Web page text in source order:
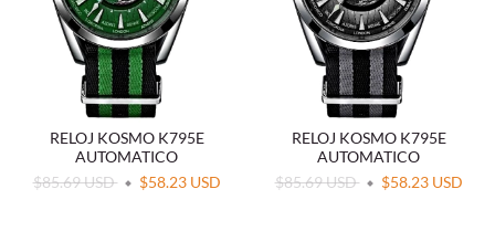
RELOJ KOSMO K795E
AUTOMATICO
$85.69 USD
$58.23 USD
RELOJ KOSMO K795E
AUTOMATICO
$85.69 USD
$58.23 USD